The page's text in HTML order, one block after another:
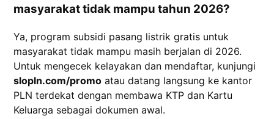
masyarakat tidak mampu tahun 2026?
Ya, program subsidi pasang listrik gratis untuk
masyarakat tidak mampu masih berjalan di 2026.
Untuk mengecek kelayakan dan mendaftar, kunjungi
slopln.com/promo atau datang langsung ke kantor
PLN terdekat dengan membawa KTP dan Kartu
Keluarga sebagai dokumen awal.